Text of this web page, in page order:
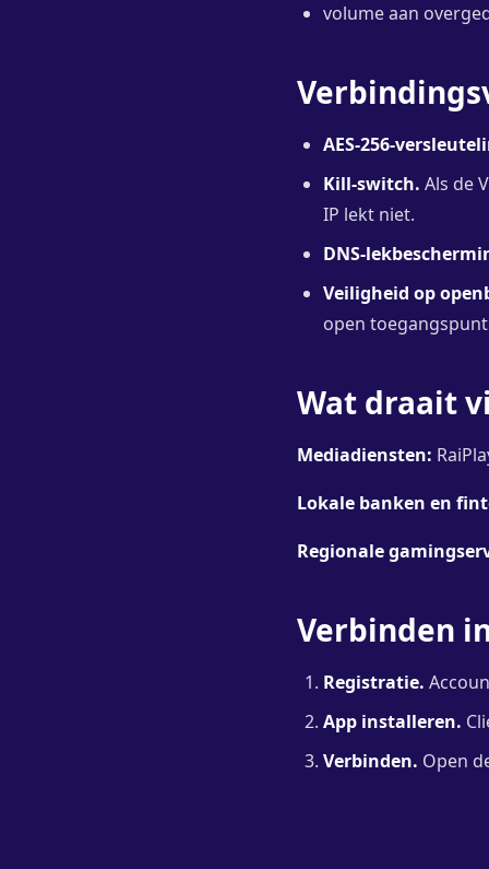
volume aan
AES-256-
Kill-switch. Als de
IP lekt niet.
DNS-
Veiligheid op
open
Wat draait
Mediadiensten:
Lokale banken en
Regionale
Verbinden
Registratie.
App installeren.
Verbinden. Open